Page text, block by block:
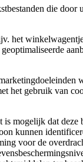
die door
het
het gebruik van
is mogelijk dat deze
kunnen
voor de